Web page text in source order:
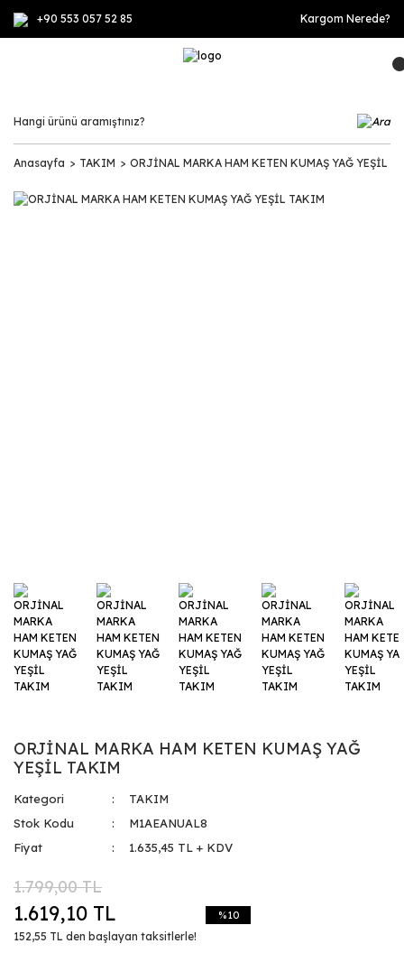
+90 553 057 52 85 Kargom Nerede?
Anasayfa TAKIM ORJİNAL MARKA HAM KETEN KUMAŞ YAĞ YEŞİL
ORJİNAL MARKA HAM KETEN KUMAŞ YAĞ
YEŞİL TAKIM
Kategori
TAKIM
Stok Kodu
M1AEANUAL8
Fiyat
1.635,45 TL + KDV
1.799,00 TL
1.619,10 TL
152,55 TL den başlayan taksitlerle!
%10